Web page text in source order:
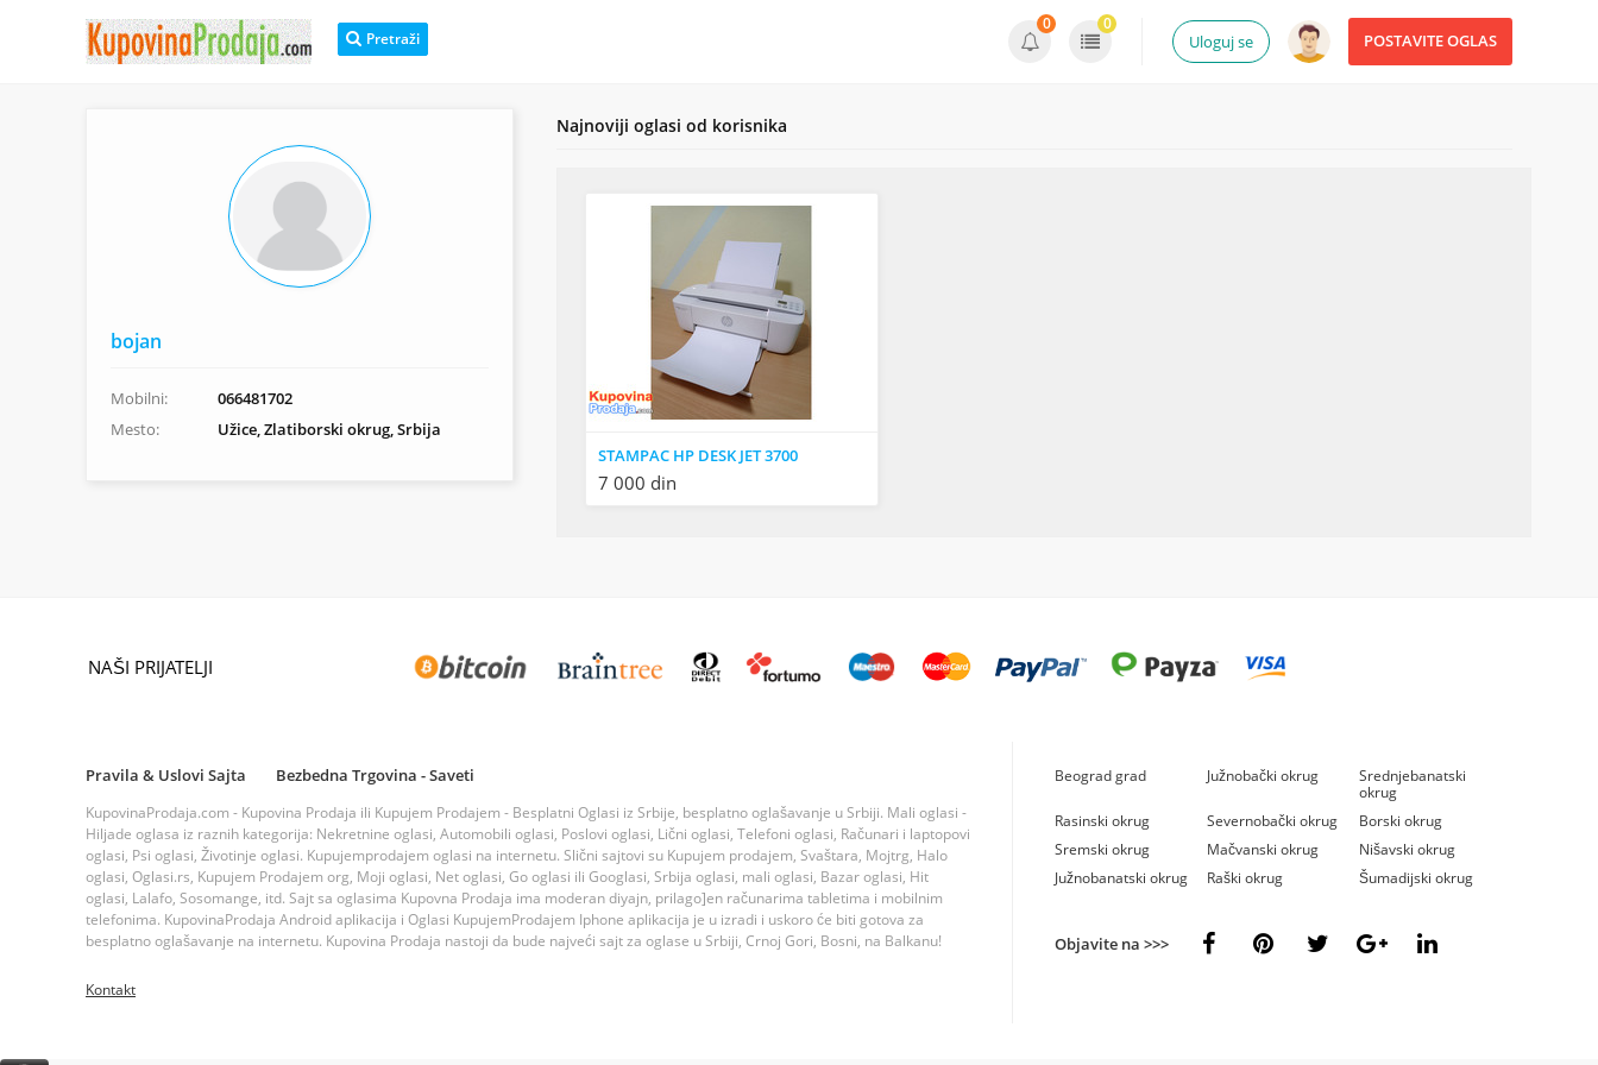
Pretraži POSTAVITE OGLAS
Uloguj se
0 0
bojan
Mobilni:
066481702
Mesto:
Užice, Zlatiborski okrug, Srbija
Najnoviji oglasi od korisnika
STAMPAC HP DESK JET 3700
7 000 din
NAŠI PRIJATELJI
Pravila & Uslovi Sajta Bezbedna Trgovina - Saveti
KupovinaProdaja.com - Kupovina Prodaja ili Kupujem Prodajem - Besplatni Oglasi iz Srbije, besplatno oglašavanje u Srbiji. Mali oglasi -
Hiljade oglasa iz raznih kategorija: Nekretnine oglasi, Automobili oglasi, Poslovi oglasi, Lični oglasi, Telefoni oglasi, Računari i laptopovi
oglasi, Psi oglasi, Životinje oglasi. Kupujemprodajem oglasi na internetu. Slični sajtovi su Kupujem prodajem, Svaštara, Mojtrg, Halo
oglasi, Oglasi.rs, Kupujem Prodajem org, Moji oglasi, Net oglasi, Go oglasi ili Googlasi, Srbija oglasi, mali oglasi, Bazar oglasi, Hit
oglasi, Lalafo, Sosomange, itd. Sajt sa oglasima Kupovna Prodaja ima moderan diyajn, prilago]en računarima tabletima i mobilnim
telefonima. KupovinaProdaja Android aplikacija i Oglasi KupujemProdajem Iphone aplikacija je u izradi i uskoro će biti gotova za
besplatno oglašavanje na internetu. Kupovina Prodaja nastoji da bude najveći sajt za oglase u Srbiji, Crnoj Gori, Bosni, na Balkanu!
Kontakt
Beograd grad Južnobački okrug
Srednjebanatski
okrug
Rasinski okrug
Severnobački okrug
Borski okrug
Sremski okrug
Mačvanski okrug
Nišavski okrug
Južnobanatski okrug
Raški okrug Šumadijski okrug
Objavite na >>>